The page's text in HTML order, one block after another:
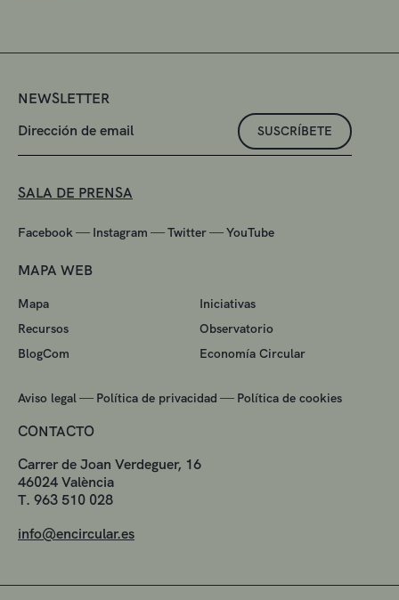
NEWSLETTER
SUSCRÍBETE
SALA DE PRENSA
Facebook — Instagram —Twitter—YouTube
MAPA WEB
Mapa
Iniciativas
Recursos
Observatorio
BlogCom
Economía Circular
Aviso legal — Política de privacidad — Política de cookies
CONTACTO
Carrer de Joan Verdeguer, 16
46024 València
T. 963 510 028
info@encircular.es